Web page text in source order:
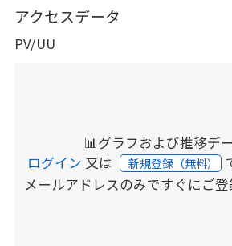
アクセスデータ
PV/UU
📊グラフおよび推移デ
ログイン 又は 新規登録（無料）
メールアドレスのみですぐにご登